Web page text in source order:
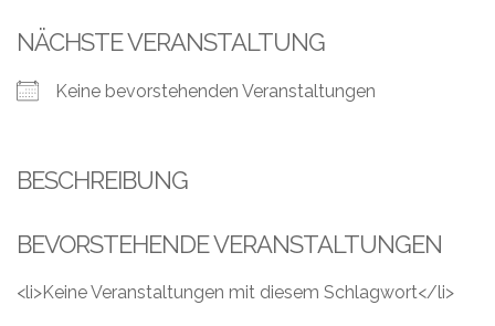
Feste
Weitere
Über
Fotos,
Events
NÄCHSTE VERANSTALTUNG
Keine bevorstehenden Veranstaltungen
BESCHREIBUNG
BEVORSTEHENDE VERANSTALTUNGEN
<li>Keine Veranstaltungen mit diesem Schlagwort</li>